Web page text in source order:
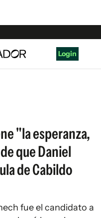
Login
"la esperanza,
que Daniel
de Cabildo
fue el candidato a